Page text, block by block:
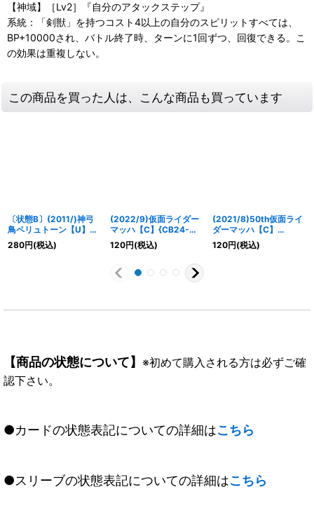
【神域】［Lv2］『自分のアタックステップ』
系統：「剣獣」を持つコスト4以上の自分のスピリットすべては、
BP+10000され、バトル終了時、ターンに1回ずつ、回復できる。こ
の効果は重複しない。
この商品を買った人は、こんな商品も買っています
〔状態B〕(2011/)神弓
鳥ペリュトーン【U】
{BS11-058}《黄》
280円(税込)
(2022/9)仮面ライダー
マッハ【C】{CB24-
002}《赤》
120円(税込)
(2021/8)50th仮面ライ
ダーマッハ【C】
{CB19-060}《赤》
120円(税込)
【商品の状態について】 ※初めて購入される方は必ずご確
認下さい。
●カードの状態表記についての詳細はこちら
●スリーブの状態表記についての詳細はこちら